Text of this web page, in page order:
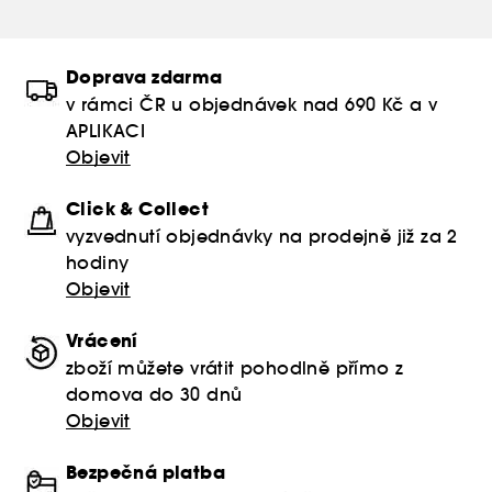
Doprava zdarma
v rámci ČR u objednávek nad 690 Kč a v
APLIKACI
Objevit
Click & Collect
vyzvednutí objednávky na prodejně již za 2
hodiny
Objevit
Vrácení
zboží můžete vrátit pohodlně přímo z
domova do 30 dnů
Objevit
Bezpečná platba